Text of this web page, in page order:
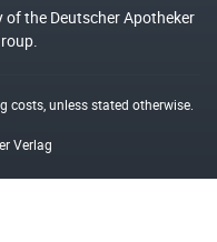
of the Deutscher Apotheker
costs, unless stated otherwise.
Verlag